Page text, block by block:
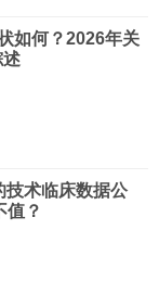
如何？2026年关
述
技术临床数据公
值？